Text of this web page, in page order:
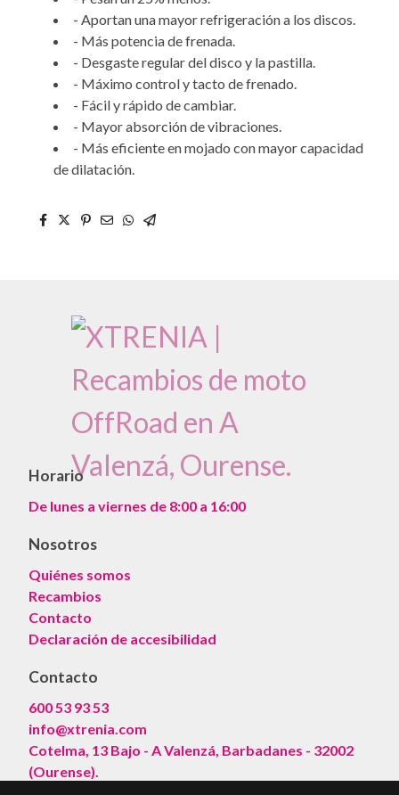
- Aportan una mayor refrigeración a los discos.
- Más potencia de frenada.
- Desgaste regular del disco y la pastilla.
- Máximo control y tacto de frenado.
- Fácil y rápido de cambiar.
- Mayor absorción de vibraciones.
- Más eficiente en mojado con mayor capacidad
de dilatación.
Horario
De lunes a viernes de 8:00 a 16:00
Nosotros
Quiénes somos
Recambios
Contacto
Declaración de accesibilidad
Contacto
600 53 93 53
info@xtrenia.com
Cotelma, 13 Bajo - A Valenzá, Barbadanes - 32002
(Ourense).